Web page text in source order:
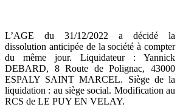
L’AGE du 31/12/2022 a décidé la
dissolution anticipée de la société à compter
du même jour. Liquidateur : Yannick
DEBARD, 8 Route de Polignac, 43000
ESPALY SAINT MARCEL. Siège de la
liquidation : au siège social. Modification au
RCS de LE PUY EN VELAY.